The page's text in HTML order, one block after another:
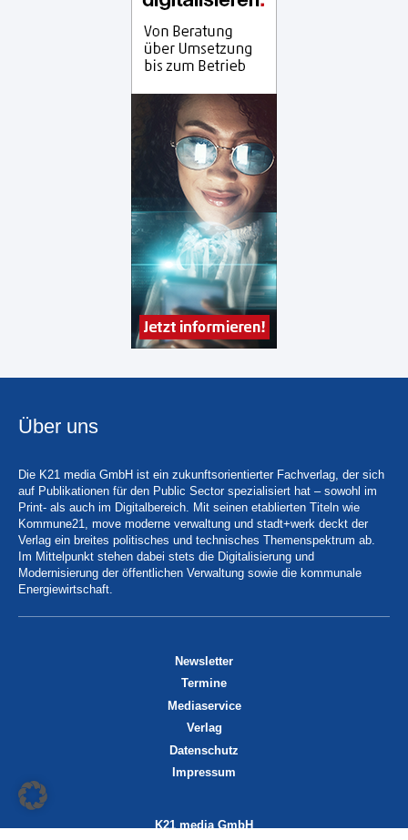
Über uns
Die K21 media GmbH ist ein zukunftsorientierter Fachverlag, der sich
auf Publikationen für den Public Sector spezialisiert hat – sowohl im
Print- als auch im Digitalbereich. Mit seinen etablierten Titeln wie
Kommune21, move moderne verwaltung und stadt+werk deckt der
Verlag ein breites politisches und technisches Themenspektrum ab.
Im Mittelpunkt stehen dabei stets die Digitalisierung und
Modernisierung der öffentlichen Verwaltung sowie die kommunale
Energiewirtschaft.
Newsletter
Termine
Mediaservice
Verlag
Datenschutz
Impressum
K21 media GmbH